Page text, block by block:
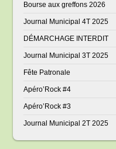
Bourse aux greffons 2026
Journal Municipal 4T 2025
DÉMARCHAGE INTERDIT
Journal Municipal 3T 2025
Fête Patronale
Apéro’Rock #4
Apéro’Rock #3
Journal Municipal 2T 2025